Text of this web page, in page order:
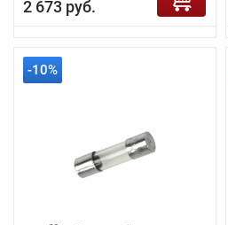
2 673 руб.
-10%